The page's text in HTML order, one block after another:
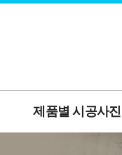
제품별 시공사진